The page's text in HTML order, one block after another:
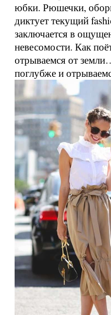
юбки. Рюшечки,
диктует текущий
заключается в
невесомости. Как
отрываемся от
поглубже и